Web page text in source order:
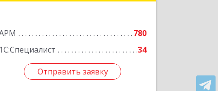
780
1С:Специалист
34
Отправить заявку
Отправить заявку